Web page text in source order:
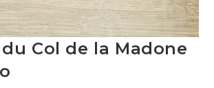
Col de la Madone